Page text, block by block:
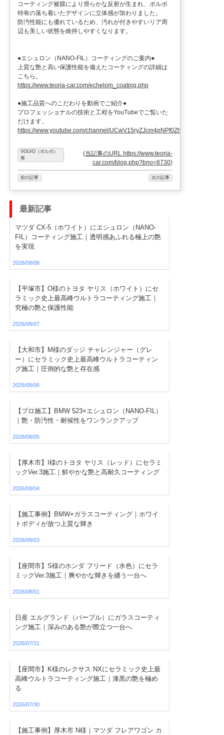
コーティング被膜により滑らかな反射が生まれ、ボルボ
特有の落ち着いたデザインに立体感が加わりました。
防汚性能にも優れているため、汚れが付きやすいリア周
辺も美しい状態を維持しやすくなります。
●エシュロン（NANO-FIL）コーティングのご案内●
上質な艶と高い保護性能を備えたコーティングの詳細は
こちら。
https://www.teoria-car.com/echelom_coating.php
●施工品質へのこだわりを動画でご紹介●
プロフェッショナルの技術と工程をYouTubeでご覧いた
だけます。
https://www.youtube.com/channel/UCwV15ryZJcm4pNPf0ZhXu9g
VOLVO（ボルボ）
車
(当記事のURL https://www.teoria-
car.com/blog.php?bno=8730)
前の記事 次の記事
最新記事
マツダ CX-5（ホワイト）にエシュロン（NANO-
FIL）コーティング施工｜透明感あふれる極上の艶
を実現
2026/08/08
【平塚市】O様のトヨタ ヤリス（ホワイト）にセ
ラミック史上最高峰ウルトラコーティング施工｜
究極の艶と保護性能
2026/08/07
【大和市】M様のダッジ チャレンジャー（グレ
ー）にセラミック史上最高峰ウルトラコーティン
グ施工｜圧倒的な艶と存在感
2026/08/06
【プロ施工】BMW 523×エシュロン（NANO-FIL）
｜艶・防汚性・耐候性をワンランクアップ
2026/08/05
【厚木市】I様のトヨタ ヤリス（レッド）にセラミ
ックVer.3施工｜鮮やかな艶と高耐久コーティング
2026/08/04
【施工事例】BMW×ガラスコーティング｜ホワイ
トボディが放つ上質な輝き
2026/08/03
【座間市】S様のホンダ フリード（水色）にセラ
ミックVer.3施工｜爽やかな輝きを纏う一台へ
2026/08/01
日産 エルグランド（パープル）にガラスコーティ
ング施工｜深みのある艶が際立つ一台へ
2026/07/31
【座間市】K様のレクサス NXにセラミック史上最
高峰ウルトラコーティング施工｜漆黒の艶を極め
る
2026/07/30
【施工事例】厚木市 N様｜マツダ フレアワゴン カ